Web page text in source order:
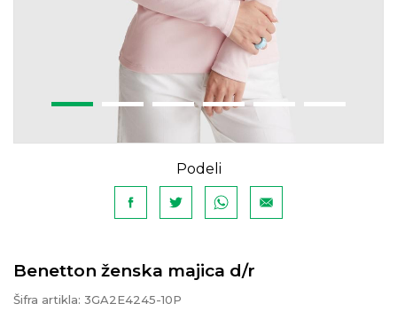
Podeli
Benetton ženska majica d/r
Šifra artikla: 3GA2E4245-10P